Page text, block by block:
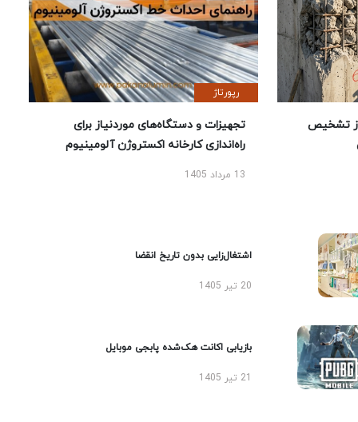
تشخیص
رپورتاژ
تجهیزات و دستگاه‌های موردنیاز برای
راه‌اندازی کارخانه اکستروژن آلومینیوم
13 مرداد 1405
اشتغال‌زایی بدون تاریخ انقضا
20 تیر 1405
بازیابی اکانت هک‌شده پابجی موبایل